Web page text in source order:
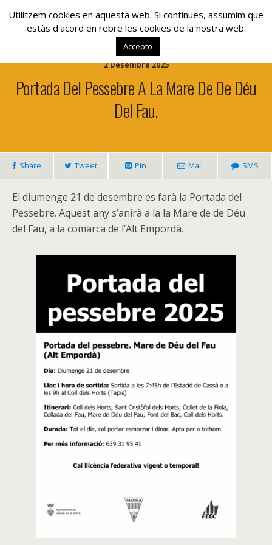
www.lacolla.cat
2 Desembre 2025
Portada Del Pessebre A La Mare De De Déu
Del Fau.
Share Tweet Pin Mail SMS
El diumenge 21 de desembre es farà la Portada del
Pessebre. Aquest any s’anirà a la la Mare de de Déu
del Fau, a la comarca de l’Alt Empordà.
Utilitzem cookies en aquesta web. Si continues, assumim que
estàs d'acord en rebre les cookies de la nostra web.
Accepto